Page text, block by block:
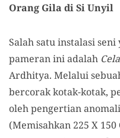
Orang Gila di Si Unyil
Salah satu instalasi
pameran ini adalah
Ardhitya. Melalui
bercorak kotak-kotak,
oleh pengertian
(Memisahkan 225 X